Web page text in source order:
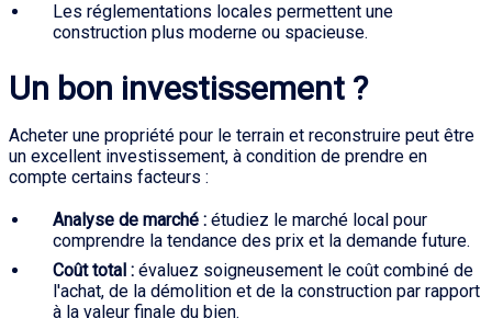
Les réglementations locales permettent une
construction plus moderne ou spacieuse.
Un bon investissement ?
Acheter une propriété pour le terrain et reconstruire peut être
un excellent investissement, à condition de prendre en
compte certains facteurs :
Analyse de marché : étudiez le marché local pour
comprendre la tendance des prix et la demande future.
Coût total : évaluez soigneusement le coût combiné de
l'achat, de la démolition et de la construction par rapport
à la valeur finale du bien.